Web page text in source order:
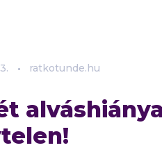
ratkotunde.hu